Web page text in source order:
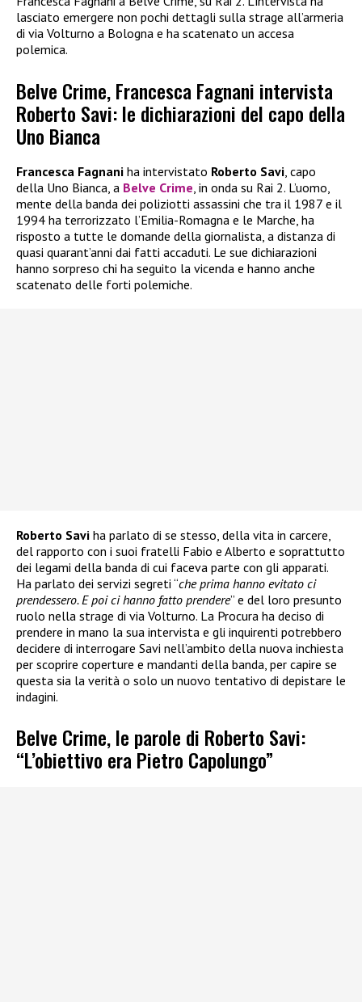
lasciato emergere non pochi dettagli sulla strage all’armeria
di via Volturno a Bologna e ha scatenato un accesa
polemica.
Belve Crime, Francesca Fagnani intervista
Roberto Savi: le dichiarazioni del capo della
Uno Bianca
Francesca Fagnani ha intervistato Roberto Savi , capo
della Uno Bianca, a Belve Crime , in onda su Rai 2. L’uomo,
mente della banda dei poliziotti assassini che tra il 1987 e il
1994 ha terrorizzato l’Emilia-Romagna e le Marche, ha
risposto a tutte le domande della giornalista, a distanza di
quasi quarant’anni dai fatti accaduti. Le sue dichiarazioni
hanno sorpreso chi ha seguito la vicenda e hanno anche
scatenato delle forti polemiche.
Roberto Savi ha parlato di se stesso, della vita in carcere,
del rapporto con i suoi fratelli Fabio e Alberto e soprattutto
dei legami della banda di cui faceva parte con gli apparati.
Ha parlato dei servizi segreti “che prima hanno evitato ci
prendessero. E poi ci hanno fatto prendere” e del loro presunto
ruolo nella strage di via Volturno. La Procura ha deciso di
prendere in mano la sua intervista e gli inquirenti potrebbero
decidere di interrogare Savi nell’ambito della nuova inchiesta
per scoprire coperture e mandanti della banda, per capire se
questa sia la verità o solo un nuovo tentativo di depistare le
indagini.
Belve Crime, le parole di Roberto Savi:
“L’obiettivo era Pietro Capolungo”